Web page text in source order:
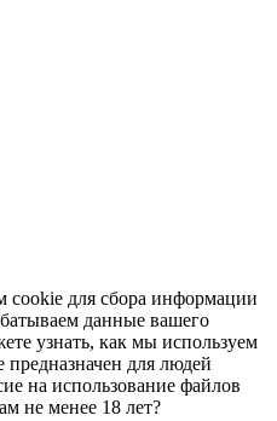
cookie для сбора информации
данные вашего
узнать, как мы используем
для людей
на использование файлов
не менее 18 лет?